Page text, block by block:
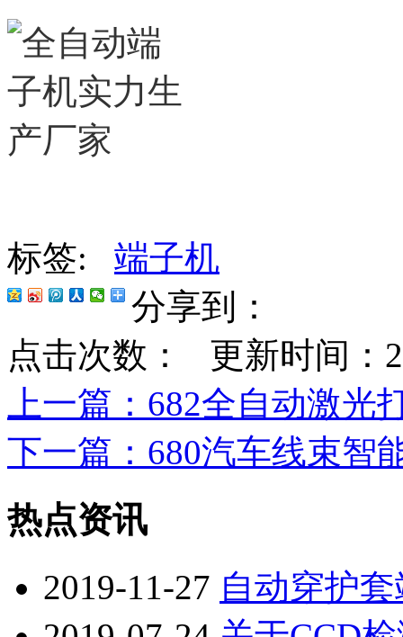
标签: 端子机
分享到：
点击次数：
更新时间：
上一篇 ：682全自动激光
下一篇 ：680汽车线束智
热点资讯
2019-11-27 自动穿护